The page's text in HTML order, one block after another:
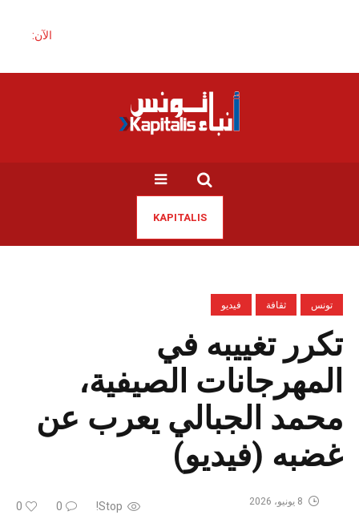
الآن:
KAPITALIS
تونس ثقافة فيديو
تكرر تغييبه في
المهرجانات الصيفية،
محمد الجبالي يعرب عن
غضبه (فيديو)
Stop!
0
0 8 يونيو، 2026